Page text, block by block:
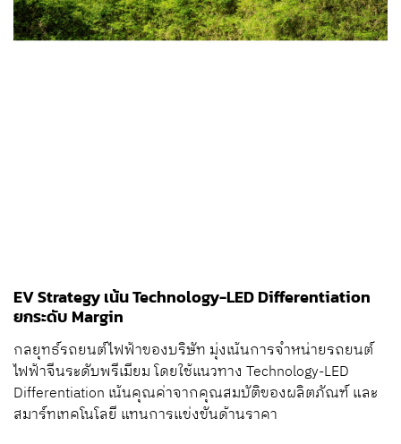
EV Strategy เน้น Technology-LED Differentiation
ยกระดับ Margin
กลยุทธ์รถยนต์ไฟฟ้าของบริษัท มุ่งเน้นการจำหน่ายรถยนต์
ไฟฟ้าจีนระดับพรีเมียม โดยใช้แนวทาง Technology-LED
Differentiation เน้นคุณค่าจากคุณสมบัติของผลิตภัณฑ์ และ
สมาร์ทเทคโนโลยี แทนการแข่งขันด้านราคา